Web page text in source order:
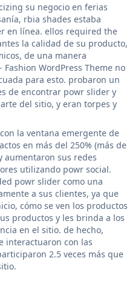
su negocio en ferias
rbia shades estaba
en línea. ellos required the
la calidad de su producto,
de una manera
WordPress Theme no
para esto. probaron un
de encontrar powr slider y
del sitio, y eran torpes y
la ventana emergente de
en más del 250% (más de
aumentaron sus redes
utilizando powr social.
powr slider como una
a sus clientes, ya que
cómo se ven los productos
productos y les brinda a los
en el sitio. de hecho,
interactuaron con las
2.5 veces más que